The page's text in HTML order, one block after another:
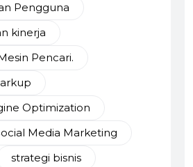
Pengguna
kinerja
Pencari.
Optimization
Media Marketing
strategi bisnis